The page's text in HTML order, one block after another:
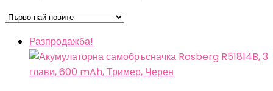
Разпродажба!